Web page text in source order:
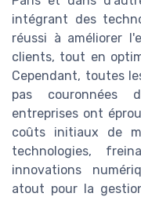
intégrant des
réussi à améliorer
clients, tout en
Cependant, toutes
pas couronnées
entreprises ont
coûts initiaux de
technologies,
innovations
atout pour la